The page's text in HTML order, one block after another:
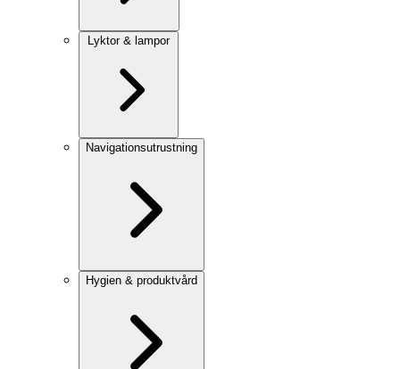
Lyktor & lampor
Navigationsutrustning
Hygien & produktvård